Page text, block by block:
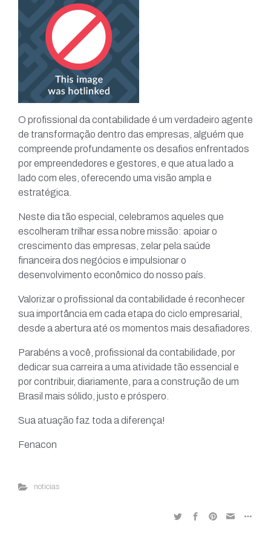
O profissional da contabilidade é um verdadeiro agente
de transformação dentro das empresas, alguém que
compreende profundamente os desafios enfrentados
por empreendedores e gestores, e que atua lado a
lado com eles, oferecendo uma visão ampla e
estratégica.
Neste dia tão especial, celebramos aqueles que
escolheram trilhar essa nobre missão: apoiar o
crescimento das empresas, zelar pela saúde
financeira dos negócios e impulsionar o
desenvolvimento econômico do nosso país.
Valorizar o profissional da contabilidade é reconhecer
sua importância em cada etapa do ciclo empresarial,
desde a abertura até os momentos mais desafiadores.
Parabéns a você, profissional da contabilidade, por
dedicar sua carreira a uma atividade tão essencial e
por contribuir, diariamente, para a construção de um
Brasil mais sólido, justo e próspero.
Sua atuação faz toda a diferença!
Fenacon
noticias